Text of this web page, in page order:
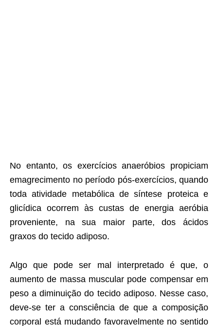
No entanto, os exercícios anaeróbios propiciam
emagrecimento no período pós-exercícios, quando
toda atividade metabólica de síntese proteica e
glicídica ocorrem às custas de energia aeróbia
proveniente, na sua maior parte, dos ácidos
graxos do tecido adiposo.
Algo que pode ser mal interpretado é que, o
aumento de massa muscular pode compensar em
peso a diminuição do tecido adiposo. Nesse caso,
deve-se ter a consciência de que a composição
corporal está mudando favoravelmente no sentido